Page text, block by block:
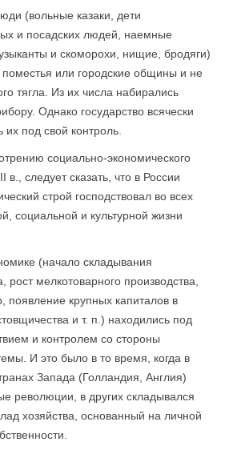
(вольные казаки, дети
и посадских людей, наемные
и скоморохи, нищие, бродяги)
или городские общины и не
тягла. Из их числа набирались
Однако государство всячески
их под свой контроль.
социально-экономического
в., следует сказать, что в России
строй господствовал во всех
социальной и культурной жизни
(начало складывания
рост мелкотоварного производства,
появление крупных капиталов в
и т. п.) находились под
и контролем со стороны
И это было в то время, когда в
Запада (Голландия, Англия)
революции, в других складывался
хозяйства, основанный на личной